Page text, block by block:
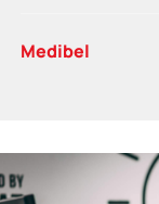
Medibel